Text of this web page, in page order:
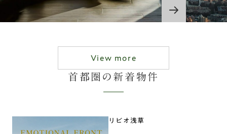
View more
首都圏の新着物件
リビオ浅草